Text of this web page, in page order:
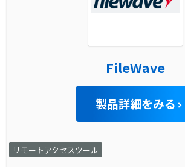
FileWave
製品詳細をみる
リモートアクセスツール